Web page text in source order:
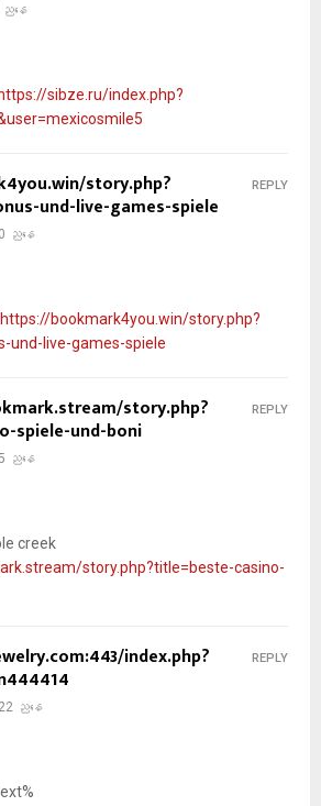
နေ
https://sibze.ru/index.php?
story.php?
und-live-games-spiele
ညနေ
https://bookmark4you.win/story.php?
und-live-games-spiele
REPLY
story.php?
spiele-und-boni
ညနေ
creek
story.php?title=beste-casino-
REPLY
index.php?
ညနေ
REPLY